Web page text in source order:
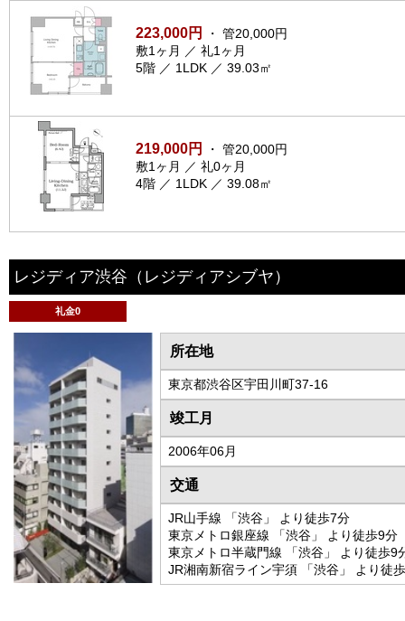
223,000円
・ 管20,000円
敷1ヶ月 ／ 礼1ヶ月
5階 ／ 1LDK ／ 39.03㎡
219,000円
・ 管20,000円
敷1ヶ月 ／ 礼0ヶ月
4階 ／ 1LDK ／ 39.08㎡
レジディア渋谷 （レジディアシブヤ）
礼金0
所在地
東京都渋谷区宇田川町37-16
竣工月
2006年06月
交通
JR山手線 「渋谷」 より徒歩7分
東京メトロ銀座線 「渋谷」 より徒歩9分
東京メトロ半蔵門線 「渋谷」 より徒歩9
JR湘南新宿ライン宇須 「渋谷」 より徒